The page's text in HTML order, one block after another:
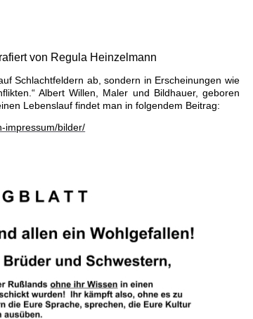
von Regula Heinzelmann
Schlachtfeldern ab, sondern in Erscheinungen wie
Albert Willen, Maler und Bildhauer, geboren
Lebenslauf findet man in folgendem Beitrag:
impressum/bilder/